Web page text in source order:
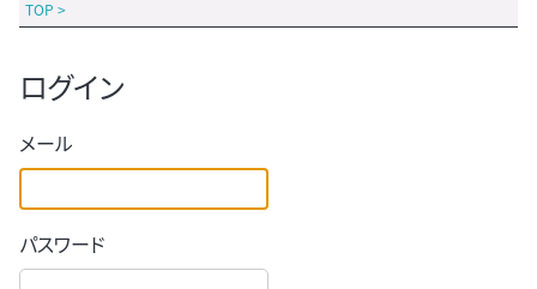
TOP >
ログイン
メール
パスワード